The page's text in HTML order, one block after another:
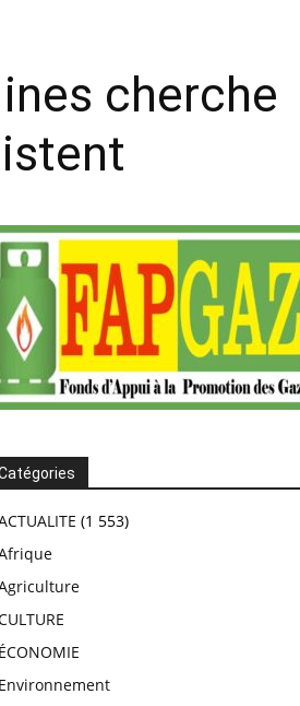
cherche
(1 553)
ÉCONOMIE
Environnement